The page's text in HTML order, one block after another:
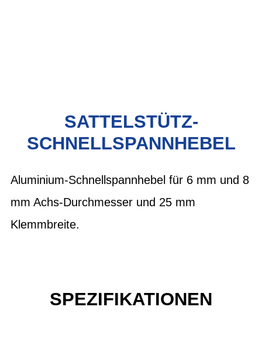
SATTELSTÜTZ-
SCHNELLSPANNHEBEL
Aluminium-Schnellspannhebel für 6 mm und 8
mm Achs-Durchmesser und 25 mm
Klemmbreite.
SPEZIFIKATIONEN